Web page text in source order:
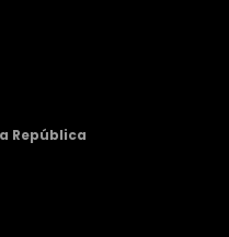
República